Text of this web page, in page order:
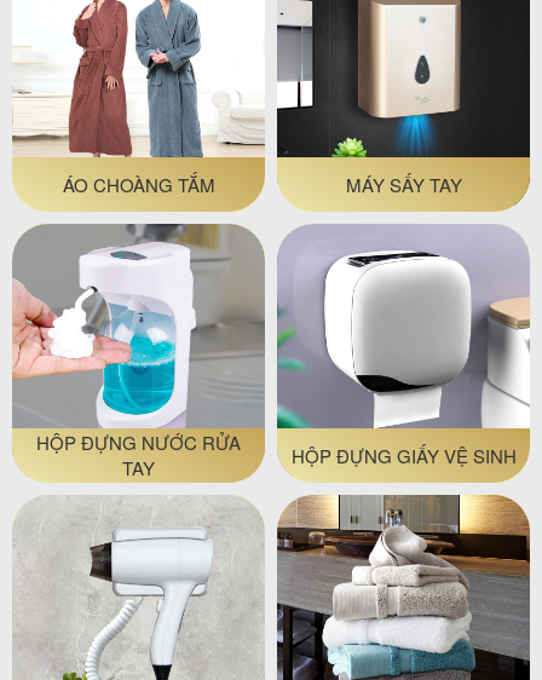
ÁO CHOÀNG TẮM MÁY SẤY TAY
HỘP ĐỰNG NƯỚC RỬA
TAY
HỘP ĐỰNG GIẤY VỆ SINH